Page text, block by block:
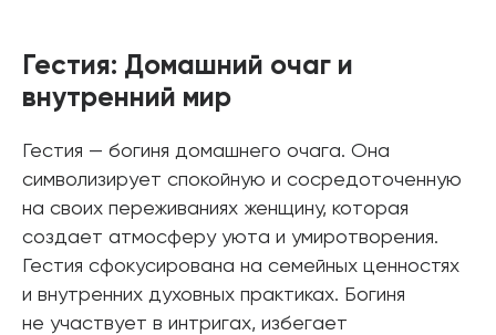
Гестия: Домашний очаг и
внутренний мир
Гестия — богиня домашнего очага. Она
символизирует спокойную и сосредоточенную
на своих переживаниях женщину, которая
создает атмосферу уюта и умиротворения.
Гестия сфокусирована на семейных ценностях
и внутренних духовных практиках. Богиня
не участвует в интригах, избегает